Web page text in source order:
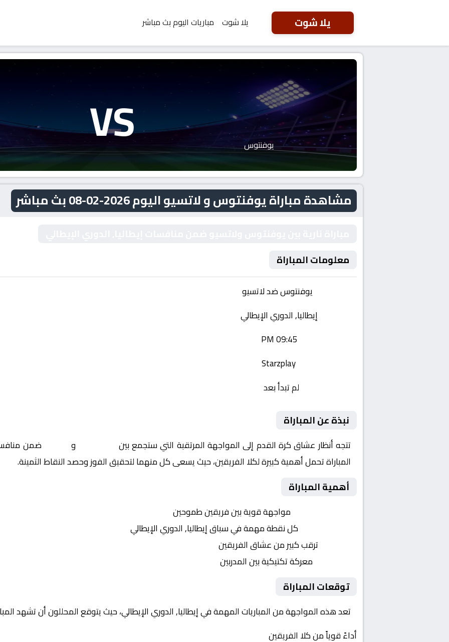
يلا شوت يلا شوت مباريات اليوم بث مباشر
يوفنتوس VS
مشاهدة مباراة يوفنتوس و لاتسيو اليوم 2026-02-08 بث مباشر
معلومات المباراة
يوفنتوس ضد لاتسيو
إيطاليا, الدوري الإيطالي
لم تبدأ بعد
نبذة عن المباراة
تتجه أنظار عشاق كرة القدم إلى المواجهة المرتقبة التي ستجمع بين ولاتسيو
ضمن
المباراة تحمل أهمية كبيرة لكلا الفريقين، حيث يسعى كل منهما لتحقيق الفوز وحصد النقاط الثمينة.
أهمية المباراة
مواجهة قوية بين فريقين طموحين
كل نقطة مهمة في سباق إيطاليا, الدوري الإيطالي
ترقب كبير من عشاق الفريقين
معركة تكتيكية بين المدربين
توقعات المباراة
تعد هذه المواجهة من المباريات المهمة في إيطاليا, الدوري الإيطالي، حيث يتوقع المحللون أن تشهد
أداءً قوياً من كلا الفريقين